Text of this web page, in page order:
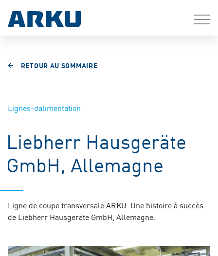
RETOUR AU SOMMAIRE
Lignes-dalimentation
Liebherr Hausgeräte
GmbH, Allemagne
Ligne de coupe transversale ARKU. Une histoire à succès
de Liebherr Hausgeräte GmbH, Allemagne.